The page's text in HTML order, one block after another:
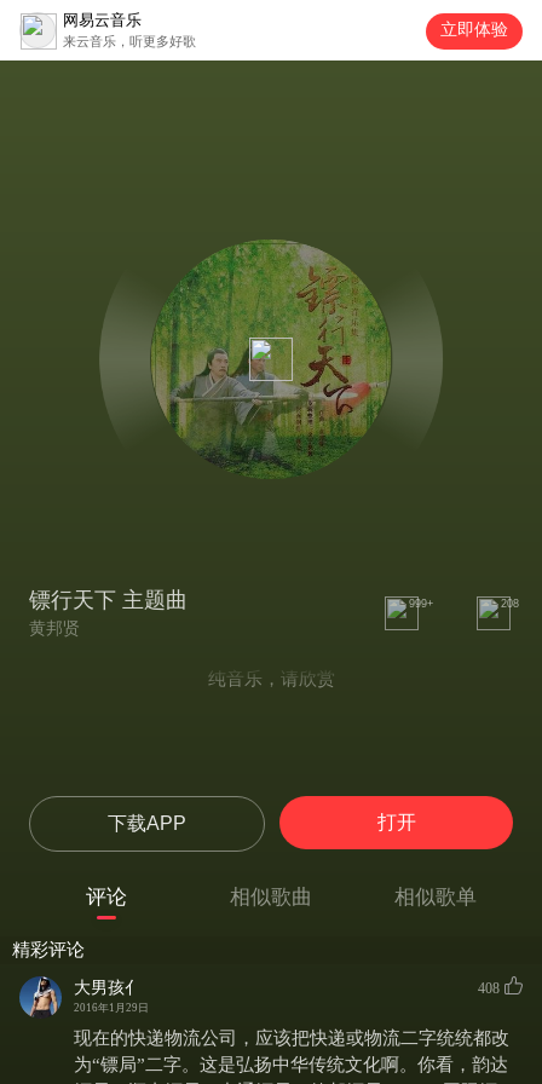
网易云音乐
来云音乐，听更多好歌
立即体验
镖行天下 主题曲
黄邦贤
999+ 208
纯音乐，请欣赏
下载APP 打开
评论 相似歌曲 相似歌单
精彩评论
大男孩亻
2016年1月29日
408
现在的快递物流公司，应该把快递或物流二字统统都改
为“镖局”二字。这是弘扬中华传统文化啊。你看，韵达